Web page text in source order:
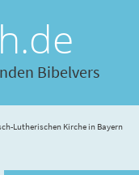
Bibelvers
Lutherischen Kirche in Bayern